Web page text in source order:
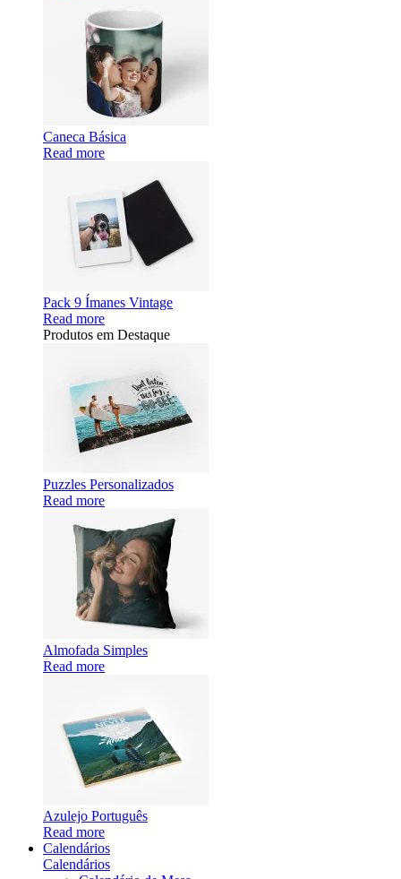
Caneca Básica
Read more
Pack 9 Ímanes Vintage
Read more
Produtos em Destaque
Puzzles Personalizados
Read more
Almofada Simples
Read more
Azulejo Português
Read more
Calendários
Calendários